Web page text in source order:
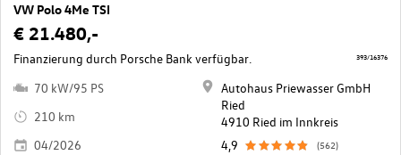
VW Polo 4Me TSI
€ 21.480,-
Finanzierung durch Porsche Bank verfügbar.
70 kW/95 PS
210 km
04/2026
Autohaus Priewasser GmbH
Ried
4910 Ried im Innkreis
4,9
(562)
393/16376